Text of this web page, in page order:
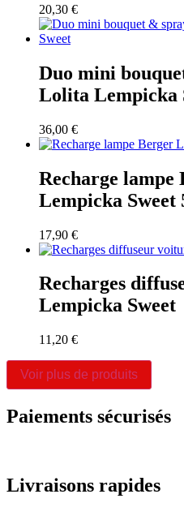
20,30 €
Duo mini
Lolita Lempicka
36,00 €
Recharge
Lempicka Sweet
17,90 €
Recharges
Lempicka Sweet
11,20 €
Voir plus de produits
Paiements sécurisés
Livraisons rapides